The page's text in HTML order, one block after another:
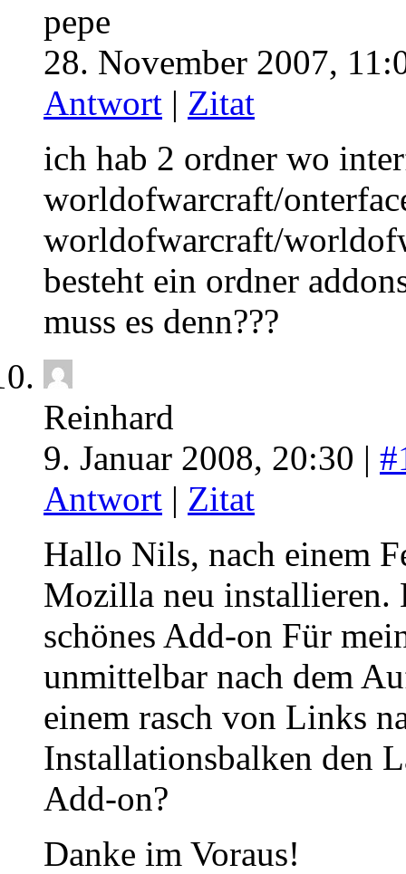
pepe
28. November 2007,
Antwort | Zitat
ich hab 2 ordner wo
worldofwarcraft/
worldofwarcraft/
besteht ein ordner
muss es denn???
Reinhard
9. Januar 2008, 20:30 |
Antwort | Zitat
Hallo Nils, nach einem
Mozilla neu installieren.
schönes Add-on Für
unmittelbar nach dem
einem rasch von Links
Installationsbalken den
Add-on?
Danke im Voraus!